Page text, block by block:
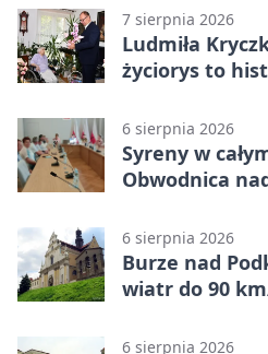
7 sierpnia 2026
Ludmiła
życiorys to
6 sierpnia 2026
Syreny w
Obwodnica
6 sierpnia 2026
Burze nad
wiatr do 90
6 sierpnia 2026